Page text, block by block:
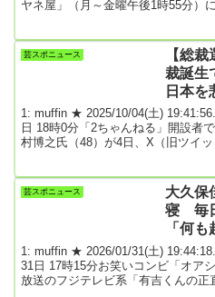
ヤネ屋」（月～金曜午後1時55分）
しないといけないんだ。だって維
ら。消費税を0にしましょう、なん
芸スポニュース
【総
裁誕生
日本を
をする
したい
1: muffin ★ 2025/10/04(土)
日 18時0分「2ちゃんねる」開設者
村博之氏（48）が4日、X（旧ツイ
きした上で「『総理になり何をする
いと思うおいらです」とつづった。
芸スポニュース
大久
寝 毎
「何
ど悲
1: muffin ★ 2026/01/31(土)
31日 17時15分お笑いコンビ「オア
放送のフジテレビ系「有吉くんの正